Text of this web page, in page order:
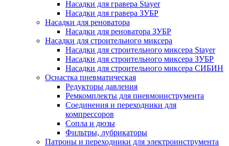
Насадки для гравера Stayer
Насадки для гравера ЗУБР
Насадки для реноватора
Насадки для реноватора ЗУБР
Насадки для строительного миксера
Насадки для строительного миксера Stayer
Насадки для строительного миксера ЗУБР
Насадки для строительного миксера СИБИН
Оснастка пневматическая
Редукторы давления
Ремкомплекты для пневмоинструмента
Соединения и переходники для
компрессоров
Сопла и дюзы
Фильтры, лубрикаторы
Патроны и переходники для электроинструмента